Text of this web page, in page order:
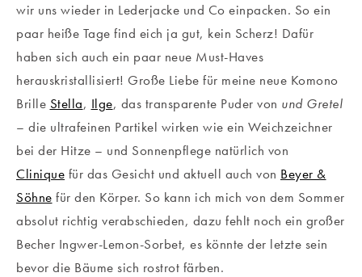
wir uns wieder in Lederjacke und Co einpacken. So ein
paar heiße Tage find eich ja gut, kein Scherz! Dafür
haben sich auch ein paar neue Must-Haves
herauskristallisiert! Große Liebe für meine neue Komono
Brille Stella, Ilge, das transparente Puder von und Gretel
– die ultrafeinen Partikel wirken wie ein Weichzeichner
bei der Hitze – und Sonnenpflege natürlich von
Clinique für das Gesicht und aktuell auch von Beyer &
Söhne für den Körper. So kann ich mich von dem Sommer
absolut richtig verabschieden, dazu fehlt noch ein großer
Becher Ingwer-Lemon-Sorbet, es könnte der letzte sein
bevor die Bäume sich rostrot färben.